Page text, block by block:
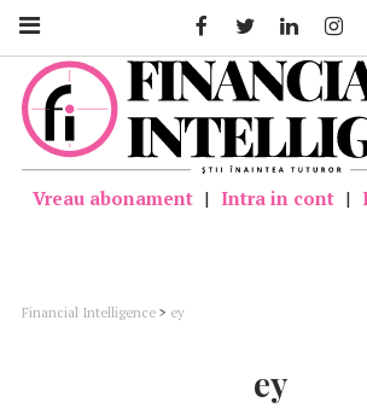
Vreau abonament | Intra in cont |
Financial Intelligence > ey
ey
FacebookTwitter Linkedin